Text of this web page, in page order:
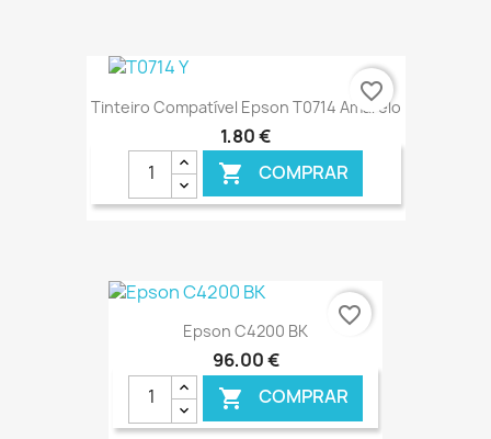
€ ONLINE
Tinteiro Compatível Epson T0714 Amarelo
1,80 €
 COMPRAR
€ ONLINE
favorite_border
Epson C4200 BK
96,00 €
 COMPRAR
favorite_border